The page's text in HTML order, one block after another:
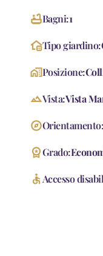
bathtubBagni:1
home_and_gardenTipo giardino:
home_workPosizione:
landscapeVista:Vista
exploreOrientamento:
workspace_premiumGrado:
accessible Accesso